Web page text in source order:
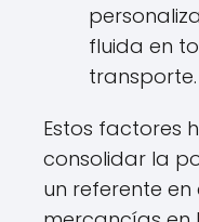
fluida en
transporte.
Estos factores
consolidar la
un referente